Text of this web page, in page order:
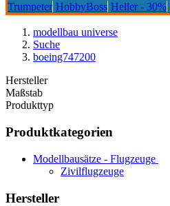
Trumpeter HobbyBoss Heller - 30%
modellbau universe
Suche
boeing747200
Hersteller
Maßstab
Produkttyp
Produktkategorien
Modellbausätze - Flugzeuge
Zivilflugzeuge
Hersteller